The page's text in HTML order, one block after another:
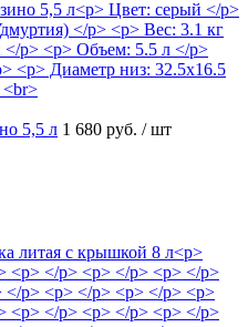
5,5 л 1 680 руб. / шт